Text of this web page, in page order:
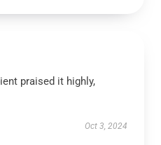
praised it highly,
Oct 3, 2024